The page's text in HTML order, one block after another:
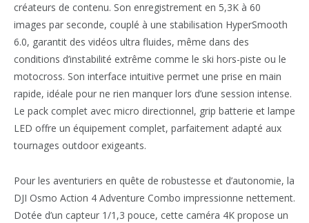
créateurs de contenu. Son enregistrement en 5,3K à 60
images par seconde, couplé à une stabilisation HyperSmooth
6.0, garantit des vidéos ultra fluides, même dans des
conditions d’instabilité extrême comme le ski hors-piste ou le
motocross. Son interface intuitive permet une prise en main
rapide, idéale pour ne rien manquer lors d’une session intense.
Le pack complet avec micro directionnel, grip batterie et lampe
LED offre un équipement complet, parfaitement adapté aux
tournages outdoor exigeants.
Pour les aventuriers en quête de robustesse et d’autonomie, la
DJI Osmo Action 4 Adventure Combo impressionne nettement.
Dotée d’un capteur 1/1,3 pouce, cette caméra 4K propose un